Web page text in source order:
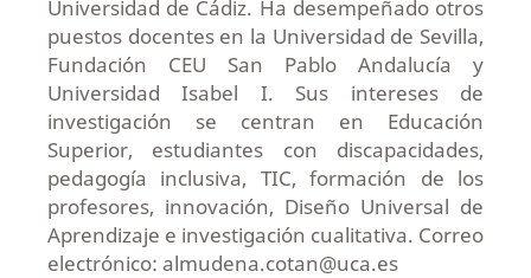
Universidad de Cádiz. Ha desempeñado otros
puestos docentes en la Universidad de Sevilla,
Fundación CEU San Pablo Andalucía y
Universidad Isabel I. Sus intereses de
investigación se centran en Educación
Superior, estudiantes con discapacidades,
pedagogía inclusiva, TIC, formación de los
profesores, innovación, Diseño Universal de
Aprendizaje e investigación cualitativa. Correo
electrónico: almudena.cotan@uca.es